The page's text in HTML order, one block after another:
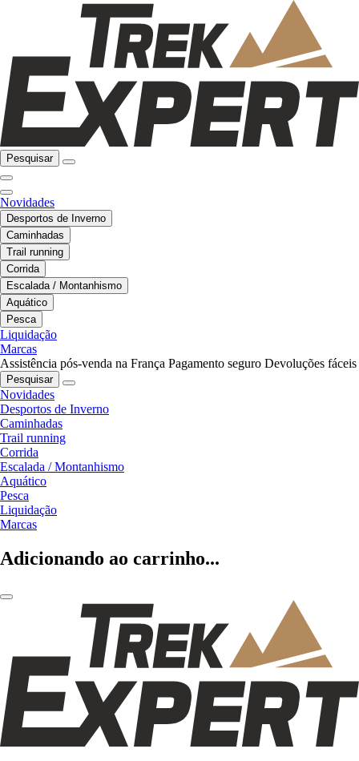
Pesquisar
Novidades
Desportos de Inverno
Caminhadas
Trail running
Corrida
Escalada / Montanhismo
Aquático
Pesca
Liquidação
Marcas
Assistência pós-venda na França Pagamento seguro Devoluções fáceis
Pesquisar
Novidades
Desportos de Inverno
Caminhadas
Trail running
Corrida
Escalada / Montanhismo
Aquático
Pesca
Liquidação
Marcas
Adicionando ao carrinho...